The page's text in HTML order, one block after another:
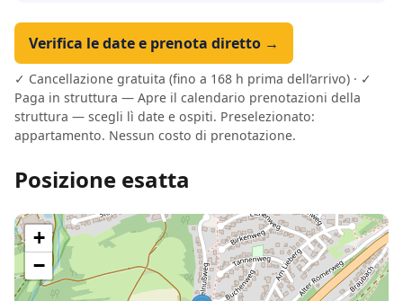
Verifica le date e prenota diretto →
✓ Cancellazione gratuita (fino a 168 h prima dell’arrivo) · ✓
Paga in struttura — Apre il calendario prenotazioni della
struttura — scegli lì date e ospiti. Preselezionato:
appartamento. Nessun costo di prenotazione.
Posizione esatta
+
−